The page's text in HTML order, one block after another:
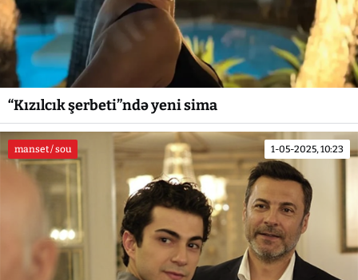
“Kızılcık şerbeti”ndə yeni sima
manset / sou 1-05-2025, 10:23